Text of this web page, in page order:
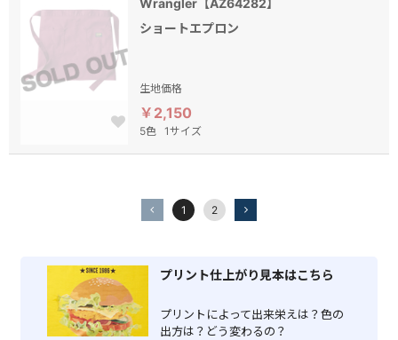
Wrangler【AZ64282】
ショートエプロン
生地価格
￥2,150
5色 1サイズ
1 2
プリント仕上がり見本はこちら
プリントによって出来栄えは？色の
出方は？どう変わるの？